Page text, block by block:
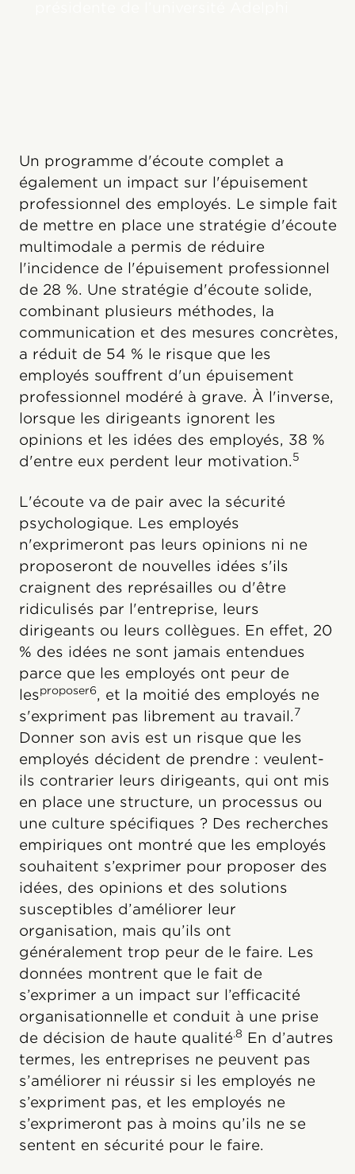
Un programme d'écoute complet a
également un impact sur l'épuisement
professionnel des employés. Le simple fait
de mettre en place une stratégie d'écoute
multimodale a permis de réduire
l'incidence de l'épuisement professionnel
de 28 %. Une stratégie d'écoute solide,
combinant plusieurs méthodes, la
communication et des mesures concrètes,
a réduit de 54 % le risque que les
employés souffrent d'un épuisement
professionnel modéré à grave. À l'inverse,
lorsque les dirigeants ignorent les
opinions et les idées des employés, 38 %
d'entre eux perdent leur motivation.5
L'écoute va de pair avec la sécurité
psychologique. Les employés
n'exprimeront pas leurs opinions ni ne
proposeront de nouvelles idées s'ils
craignent des représailles ou d'être
ridiculisés par l'entreprise, leurs
dirigeants ou leurs collègues. En effet, 20
% des idées ne sont jamais entendues
parce que les employés ont peur de
lesproposer6, et la moitié des employés ne
s'expriment pas librement au travail.7
Donner son avis est un risque que les
employés décident de prendre : veulent-
ils contrarier leurs dirigeants, qui ont mis
en place une structure, un processus ou
une culture spécifiques ? Des recherches
empiriques ont montré que les employés
souhaitent s’exprimer pour proposer des
idées, des opinions et des solutions
susceptibles d’améliorer leur
organisation, mais qu’ils ont
généralement trop peur de le faire. Les
données montrent que le fait de
s’exprimer a un impact sur l’efficacité
organisationnelle et conduit à une prise
de décision de haute qualité.8 En d’autres
termes, les entreprises ne peuvent pas
s’améliorer ni réussir si les employés ne
s’expriment pas, et les employés ne
s’exprimeront pas à moins qu’ils ne se
sentent en sécurité pour le faire.